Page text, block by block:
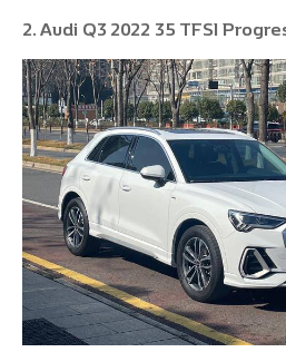
2. Audi Q3 2022 35 TFSI